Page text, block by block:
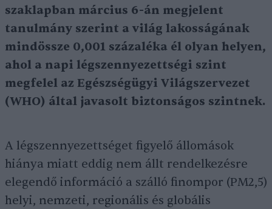
szaklapban március 6-án megjelent
tanulmány szerint a világ lakosságának
mindössze 0,001 százaléka él olyan helyen,
ahol a napi légszennyezettségi szint
megfelel az Egészségügyi Világszervezet
(WHO) által javasolt biztonságos szintnek.
A légszennyezettséget figyelő állomások
hiánya miatt eddig nem állt rendelkezésre
elegendő információ a szálló finompor (PM2,5)
helyi, nemzeti, regionális és globális